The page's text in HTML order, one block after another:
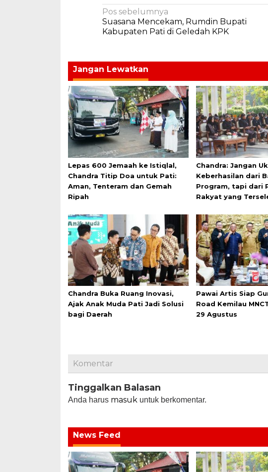
Navigasi
pos
Pos sebelumnya
Suasana Mencekam, Rumdin Bupati
Kabupaten Pati di Geledah KPK
Jangan Lewatkan
Lepas 600 Jemaah ke Istiqlal,
Chandra Titip Doa untuk Pati:
Aman, Tenteram dan Gemah
Ripah
Chandra: Jangan
Keberhasilan dari
Program, tapi dari
Rakyat yang
Chandra Buka Ruang Inovasi,
Ajak Anak Muda Pati Jadi Solusi
bagi Daerah
Pawai Artis Siap
Road Kemilau
29 Agustus
Komentar
Tinggalkan Balasan
Anda harus masuk untuk berkomentar.
News Feed